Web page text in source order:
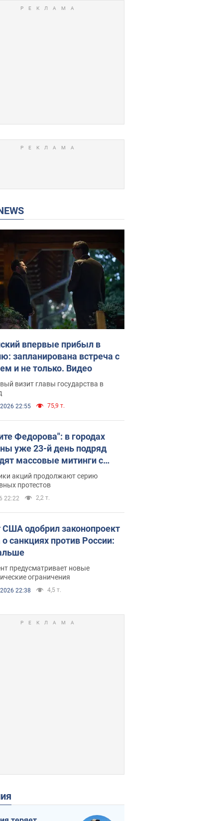
впервые прибыл в
запланирована встреча с
и не только. Видео
визит главы государства в
22:55 75,9 т.
Федорова": в городах
уже 23-й день подряд
массовые митинги с
Фото и видео
акций продолжают серию
протестов
22:22 2,2 т.
США одобрил законопроект
о санкциях против России:
предусматривает новые
ограничения
22:38 4,5 т.